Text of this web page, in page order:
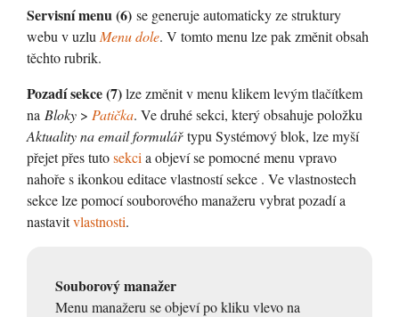
Servisní menu (6) se generuje automaticky ze struktury
webu v uzlu Menu dole. V tomto menu lze pak změnit obsah
těchto rubrik.
Pozadí sekce (7)lze změnit v menu klikem levým tlačítkem
na Bloky > Patička. Ve druhé sekci, který obsahuje položku
Aktuality na email formulářtypu Systémový blok, lze myší
přejet přes tutosekci a objeví se pomocné menu vpravo
nahoře s ikonkou editace vlastností sekce . Ve vlastnostech
sekce lze pomocí souborového manažeru vybrat pozadí a
nastavitvlastnosti.
Souborový manažer
Menu manažeru se objeví po kliku vlevo na